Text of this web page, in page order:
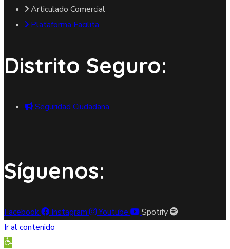
Articulado Comercial
Plataforma Facilita
Distrito Seguro:
Seguridad Ciudadana
Síguenos:
Facebook Instagram Youtube
Spotify
Ir al contenido
Abrir barra de herramientas